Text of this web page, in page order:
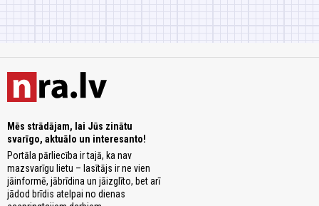
Mēs strādājam, lai Jūs zinātu
svarīgo, aktuālo un interesanto!
Portāla pārliecība ir tajā, ka nav
mazsvarīgu lietu – lasītājs ir ne vien
jāinformē, jābrīdina un jāizglīto, bet arī
jādod brīdis atelpai no dienas